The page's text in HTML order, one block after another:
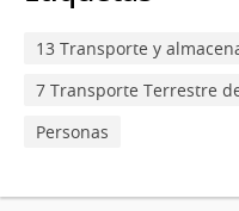
13 Transporte y
7 Transporte Terrestre
Personas